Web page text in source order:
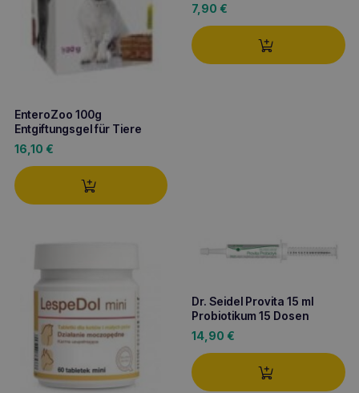
EnteroZoo 100g
Entgiftungsgel für Tiere
16,10 €
7,90 €
Dr. Seidel Provita 15 ml
Probiotikum 15 Dosen
14,90 €